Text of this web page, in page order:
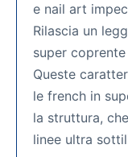
e nail art
Rilascia un
super
Queste
le french in
la struttura,
linee ultra